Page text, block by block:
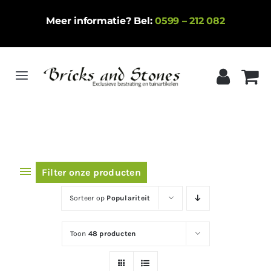
Meer informatie? Bel:0599 – 212 082
Toggle
Keramische tegels
Sorteer op Populariteit
Toon 48 producten
Filter onze producten